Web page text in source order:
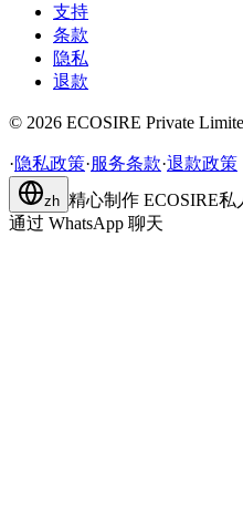
支持
条款
隐私
退款
© 2026 ECOSIRE Private
·隐私政策·服务条款·退款政策
zh 精心制作 ECOSIRE私
通过 WhatsApp 聊天